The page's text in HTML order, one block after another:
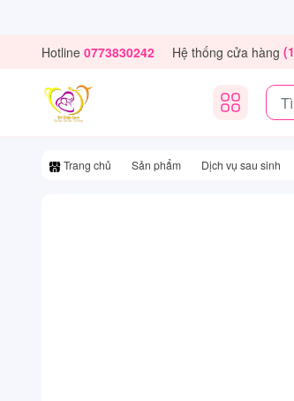
Hotline 0773830242 Hệ thống cửa hàng (1
Trang chủ Sản phẩm Dịch vụ sau sinh